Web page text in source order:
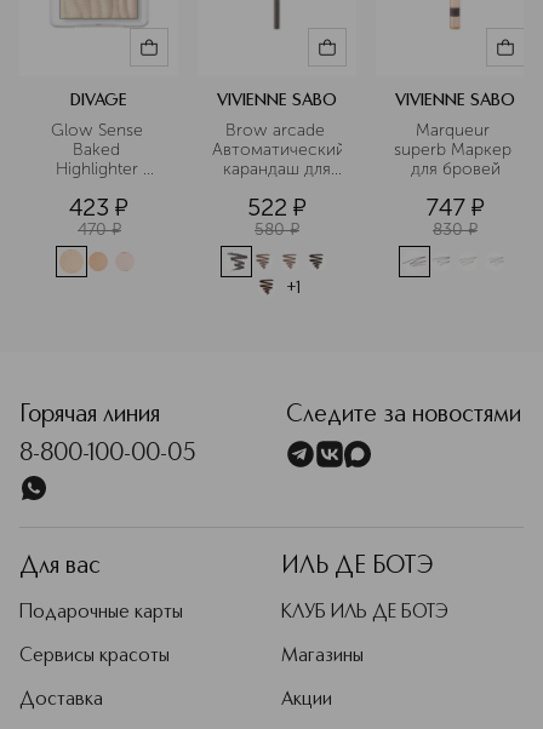
DIVAGE
Glow Sense
Baked
Highlighter
лица
запеченный
423 ¤
470 ¤
VIVIENNE SABO
Brow arcade
Автоматический
карандаш для
522 ¤
580 ¤
+1
VIVIENNE SABO
Marqueur
superb Маркер
для бровей
747 ¤
830 ¤
Горячая линия
8-800-100-00-05
Следите за новостями
Для вас
Подарочные карты
Сервисы красоты
Доставка
ИЛЬ ДЕ БОТЭ
КЛУБ ИЛЬ ДЕ БОТЭ
Магазины
Акции